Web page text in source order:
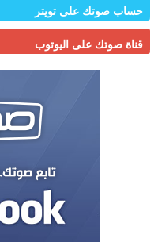
حساب صوتك على تويتر
قناة صوتك على اليوتوب